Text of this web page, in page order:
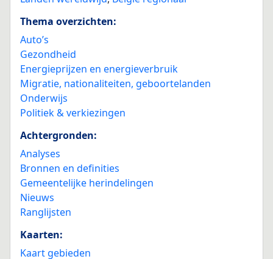
Thema overzichten:
Auto’s
Gezondheid
Energieprijzen en energieverbruik
Migratie, nationaliteiten, geboortelanden
Onderwijs
Politiek & verkiezingen
Achtergronden:
Analyses
Bronnen en definities
Gemeentelijke herindelingen
Nieuws
Ranglijsten
Kaarten:
Kaart gebieden